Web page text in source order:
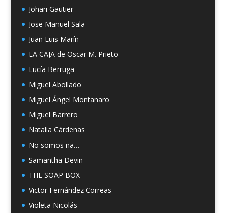
Johari Gautier
Jose Manuel Sala
Juan Luis Marín
LA CAJA de Oscar M. Prieto
Lucía Berruga
Miguel Abollado
Miguel Ángel Montanaro
Miguel Barrero
Natalia Cárdenas
No somos na…
Samantha Devin
THE SOAP BOX
Victor Fernández Correas
Violeta Nicolás